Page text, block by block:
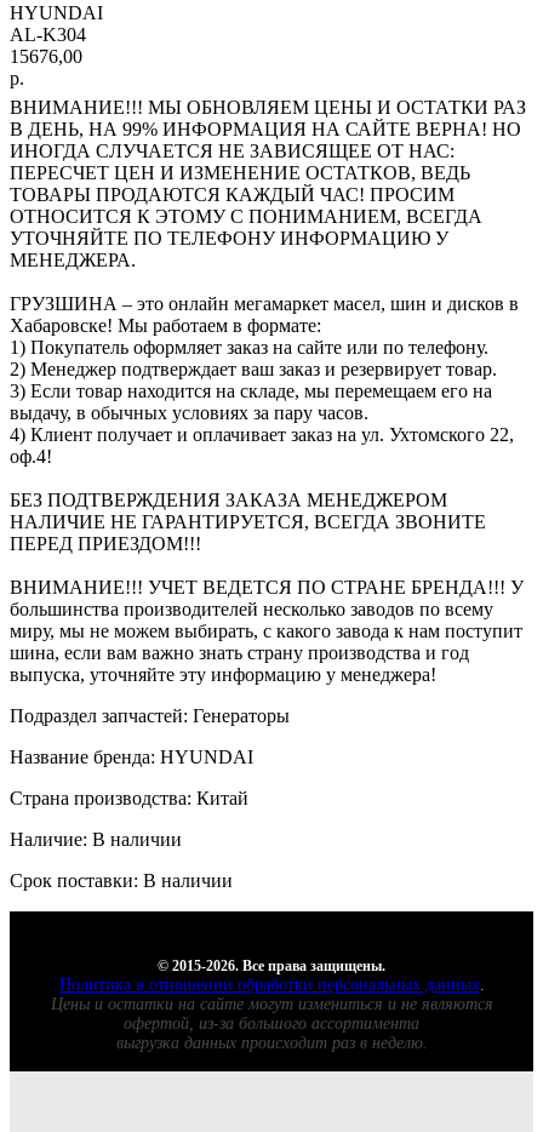
HYUNDAI
AL-K304
15676,00
р.
ВНИМАНИЕ!!! МЫ ОБНОВЛЯЕМ ЦЕНЫ И ОСТАТКИ РАЗ
В ДЕНЬ, НА 99% ИНФОРМАЦИЯ НА САЙТЕ ВЕРНА! НО
ИНОГДА СЛУЧАЕТСЯ НЕ ЗАВИСЯЩЕЕ ОТ НАС:
ПЕРЕСЧЕТ ЦЕН И ИЗМЕНЕНИЕ ОСТАТКОВ, ВЕДЬ
ТОВАРЫ ПРОДАЮТСЯ КАЖДЫЙ ЧАС! ПРОСИМ
ОТНОСИТСЯ К ЭТОМУ С ПОНИМАНИЕМ, ВСЕГДА
УТОЧНЯЙТЕ ПО ТЕЛЕФОНУ ИНФОРМАЦИЮ У
МЕНЕДЖЕРА.
ГРУЗШИНА – это онлайн мегамаркет масел, шин и дисков в
Хабаровске! Мы работаем в формате:
1) Покупатель оформляет заказ на сайте или по телефону.
2) Менеджер подтверждает ваш заказ и резервирует товар.
3) Если товар находится на складе, мы перемещаем его на
выдачу, в обычных условиях за пару часов.
4) Клиент получает и оплачивает заказ на ул. Ухтомского 22,
оф.4!
БЕЗ ПОДТВЕРЖДЕНИЯ ЗАКАЗА МЕНЕДЖЕРОМ
НАЛИЧИЕ НЕ ГАРАНТИРУЕТСЯ, ВСЕГДА ЗВОНИТЕ
ПЕРЕД ПРИЕЗДОМ!!!
ВНИМАНИЕ!!! УЧЕТ ВЕДЕТСЯ ПО СТРАНЕ БРЕНДА!!! У
большинства производителей несколько заводов по всему
миру, мы не можем выбирать, с какого завода к нам поступит
шина, если вам важно знать страну производства и год
выпуска, уточняйте эту информацию у менеджера!
Подраздел запчастей: Генераторы
Название бренда: HYUNDAI
Страна производства: Китай
Наличие: В наличии
Срок поставки: В наличии
© 2015-2026. Все права защищены.
Политика в отношении обработки персональных данных.
Цены и остатки на сайте могут измениться и не являются
офертой, из-за большого ассортимента
выгрузка данных происходит раз в неделю.